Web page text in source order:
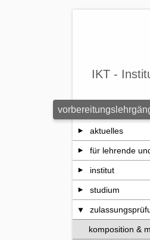
IKT -
aktuelles
für lehrende
institut
studium
komposition &